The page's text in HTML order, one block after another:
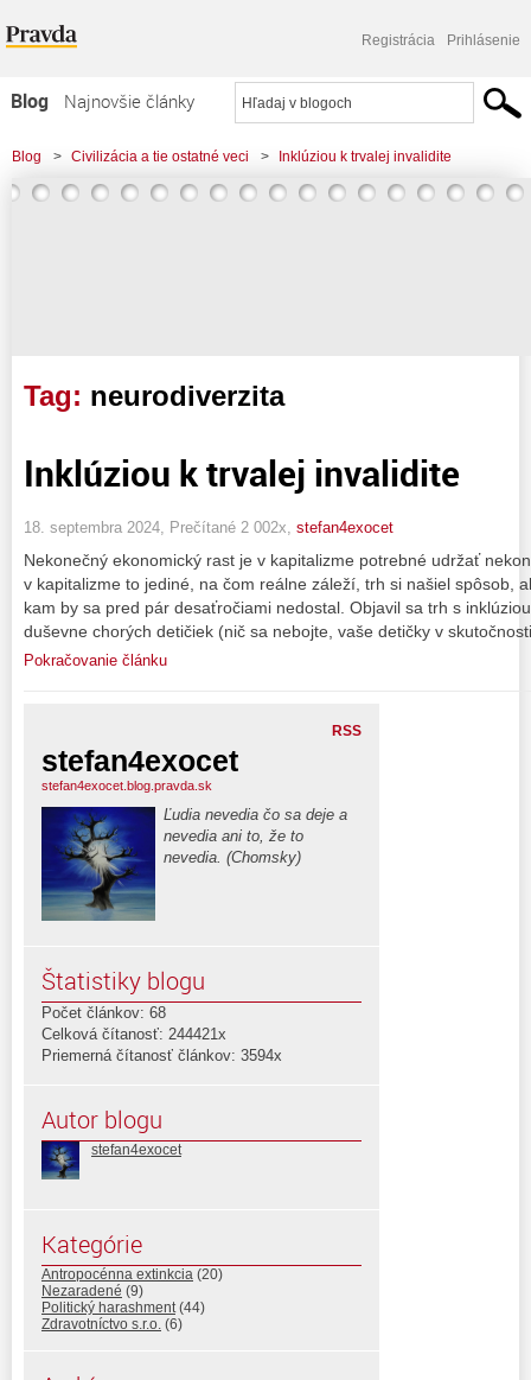
Registrácia Prihlásenie
Blog
Najnovšie články
Najčítanejšie články
Najkomentovanejšie články
Blog > Civilizácia a tie ostatné veci > Inklúziou k trvalej invalidite
Tag: neurodiverzita
Inklúziou k trvalej invalidite
18. septembra 2024, Prečítané 2 002x, stefan4exocet
Nekonečný ekonomický rast je v kapitalizme potrebné udržať
v kapitalizme to jediné, na čom reálne záleží, trh si našiel spôsob,
kam by sa pred pár desaťročiami nedostal. Objavil sa trh s
duševne chorých detičiek (nič sa nebojte, vaše detičky v
Pokračovanie článku
RSS
stefan4exocet
stefan4exocet.blog.pravda.sk
Ľudia nevedia čo sa deje a
nevedia ani to, že to
nevedia. (Chomsky)
Štatistiky blogu
Počet článkov: 68
Celková čítanosť: 244421x
Priemerná čítanosť článkov: 3594x
Autor blogu
stefan4exocet
Kategórie
Antropocénna extinkcia (20)
Nezaradené (9)
Politický harashment (44)
Zdravotníctvo s.r.o. (6)